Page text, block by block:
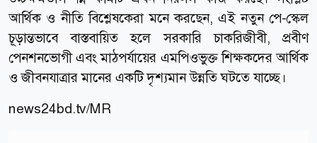
আর্থিক ও নীতি বিশ্লেষকেরা মনে করছেন, এই নতুন পে-স্কেল
চূড়ান্তভাবে বাস্তবায়িত হলে সরকারি চাকরিজীবী, প্রবীণ
পেনশনভোগী এবং মাঠপর্যায়ের এমপিওভুক্ত শিক্ষকদের আর্থিক
ও জীবনযাত্রার মানের একটি দৃশ্যমান উন্নতি ঘটতে যাচ্ছে।
news24bd.tv/MR